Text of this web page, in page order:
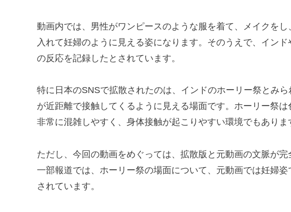
動画内では、男性がワンピースのような服を着て、メイクを
入れて妊婦のように見える姿になります。そのうえで、イン
の反応を記録したとされています。
特に日本のSNSで拡散されたのは、インドのホーリー祭とみ
が近距離で接触してくるように見える場面です。ホーリー祭
非常に混雑しやすく、身体接触が起こりやすい環境でもありま
ただし、今回の動画をめぐっては、拡散版と元動画の文脈が完
一部報道では、ホーリー祭の場面について、元動画では妊婦
されています。